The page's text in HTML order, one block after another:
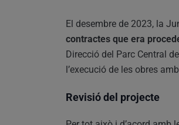
El desembre de 2023, la
contractes que era
Direcció del Parc Central
l’execució de les obres
Revisió del projecte